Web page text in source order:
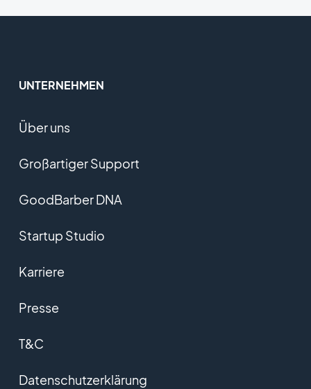
UNTERNEHMEN
Über uns
Großartiger Support
GoodBarber DNA
Startup Studio
Karriere
Presse
T&C
Datenschutzerklärung